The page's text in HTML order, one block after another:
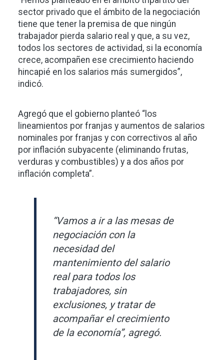
sector privado que el ámbito de la negociación
tiene que tener la premisa de que ningún
trabajador pierda salario real y que, a su vez,
todos los sectores de actividad, si la economía
crece, acompañen ese crecimiento haciendo
hincapié en los salarios más sumergidos”,
indicó.
Agregó que el gobierno planteó “los
lineamientos por franjas y aumentos de salarios
nominales por franjas y con correctivos al año
por inflación subyacente (eliminando frutas,
verduras y combustibles) y a dos años por
inflación completa”.
“Vamos a ir a las mesas de
negociación con la
necesidad del
mantenimiento del salario
real para todos los
trabajadores, sin
exclusiones, y tratar de
acompañar el crecimiento
de la economía”, agregó.